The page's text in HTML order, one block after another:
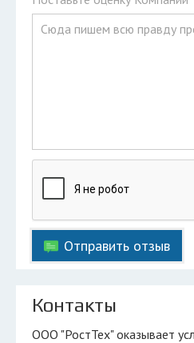
Отправить отзыв
Контакты
ООО "РостТех" оказывает услуги по сбору,